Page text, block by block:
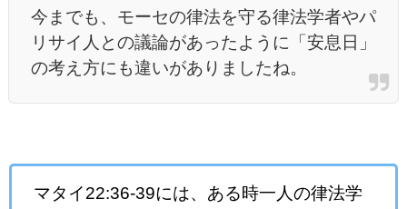
今までも、モーセの律法を守る律法学者やパ
リサイ人との議論があったように「安息日」
の考え方にも違いがありましたね。
マタイ22:36-39には、ある時一人の律法学